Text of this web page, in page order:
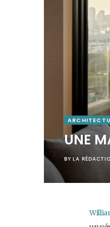
UNE
BY LA